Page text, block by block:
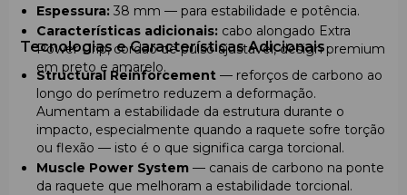
Espessura: 38 mm — para estabilidade e potência.
Características adicionais: cabo alongado Extra
Power Grip, cordão de pulso ajustável, design premium
em preto e amarelo.
Tecnologias e Características Adicionais
Structural Reinforcement — reforços de carbono ao
longo do perímetro reduzem a deformação.
Aumentam a estabilidade da estrutura durante o
impacto, especialmente quando a raquete sofre torção
ou flexão — isto é o que significa carga torcional.
Muscle Power System — canais de carbono na ponte
da raquete que melhoram a estabilidade torcional.